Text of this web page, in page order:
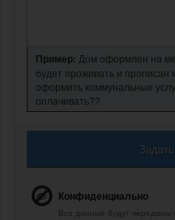
Пример: Дом оформлен на
будет проживать и прописан
оформить коммунальные
оплачивать??
Конфиденциально
Все данные будут